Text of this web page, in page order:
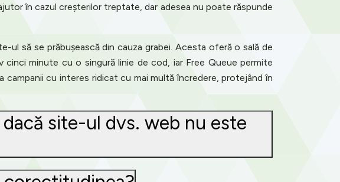
în cazul creșterilor treptate, dar adesea nu poate răspunde
ul să se prăbușească din cauza grabei. Acesta oferă o sală de
minute cu o singură linie de cod, iar Free Queue permite
cu interes ridicat cu mai multă încredere, protejând în
site-ul dvs. web nu este